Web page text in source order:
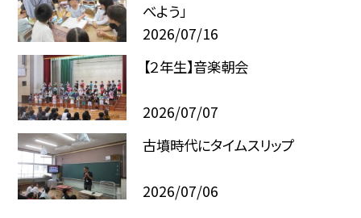
べよう」
2026/07/16
【２年生】音楽朝会
2026/07/07
古墳時代にタイムスリップ
2026/07/06